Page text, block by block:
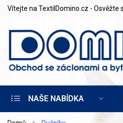
Vítejte na TextilDomino.cz -
NAŠE NABÍDKA